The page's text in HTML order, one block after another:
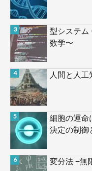
型システム
数学〜
人間と人
細胞の運命
決定の制御
変分法 −無